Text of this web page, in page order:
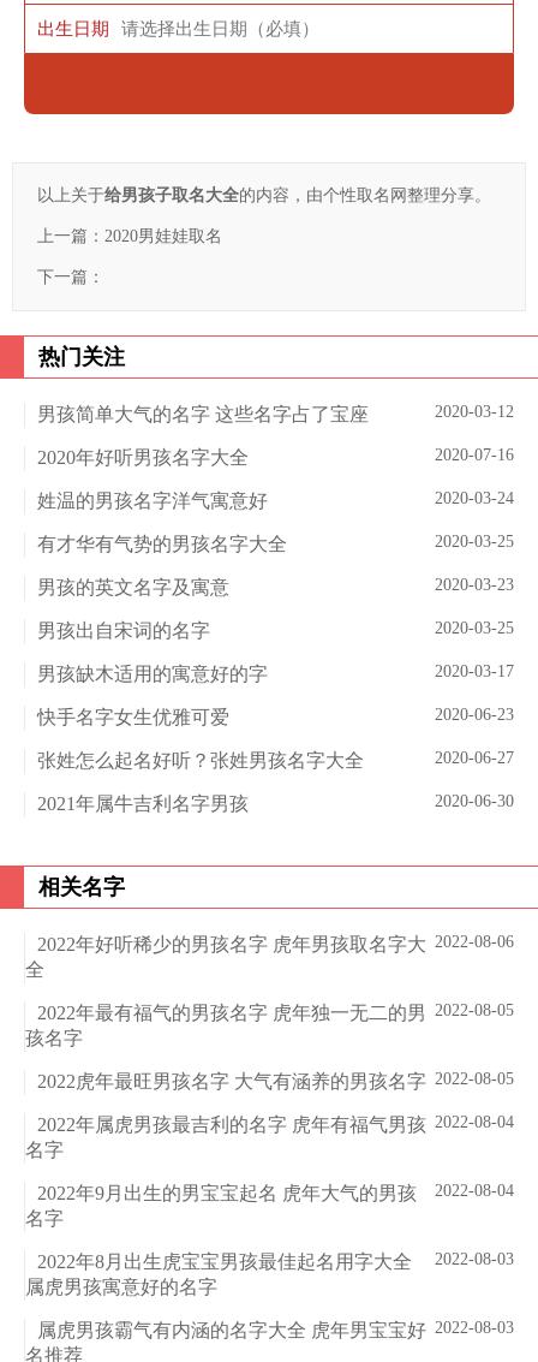
出生日期
以上关于给男孩子取名大全的内容，由个性取名网整理分享。
上一篇： 2020男娃娃取名
下一篇：
热门关注
2020-03-12
男孩简单大气的名字 这些名字占了宝座
2020-07-16
2020年好听男孩名字大全
2020-03-24
姓温的男孩名字洋气寓意好
2020-03-25
有才华有气势的男孩名字大全
2020-03-23
男孩的英文名字及寓意
2020-03-25
男孩出自宋词的名字
2020-03-17
男孩缺木适用的寓意好的字
2020-06-23
快手名字女生优雅可爱
2020-06-27
张姓怎么起名好听？张姓男孩名字大全
2020-06-30
2021年属牛吉利名字男孩
相关名字
2022-08-06
2022年好听稀少的男孩名字 虎年男孩取名字大
全
2022-08-05
2022年最有福气的男孩名字 虎年独一无二的男
孩名字
2022-08-05
2022虎年最旺男孩名字 大气有涵养的男孩名字
2022-08-04
2022年属虎男孩最吉利的名字 虎年有福气男孩
名字
2022-08-04
2022年9月出生的男宝宝起名 虎年大气的男孩
名字
2022-08-03
2022年8月出生虎宝宝男孩最佳起名用字大全
属虎男孩寓意好的名字
2022-08-03
属虎男孩霸气有内涵的名字大全 虎年男宝宝好
名推荐